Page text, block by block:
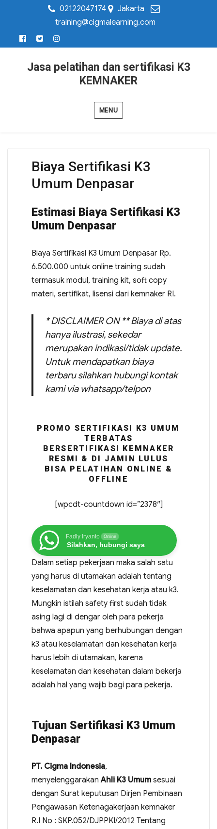
02122047174
Jakarta
training@cigmalearning.com
Jasa pelatihan dan sertifikasi K3
KEMNAKER
MENU
Biaya Sertifikasi K3
Umum Denpasar
Estimasi Biaya Sertifikasi K3
Umum Denpasar
Biaya Sertifikasi K3 Umum Denpasar Rp.
6.500.000 untuk online training sudah
termasuk modul, training kit, soft copy
materi, sertifikat, lisensi dari kemnaker RI.
* DISCLAIMER ON ** Biaya di atas
hanya ilustrasi, sekedar
merupakan indikasi/tidak update.
Untuk mendapatkan biaya
terbaru silahkan hubungi kontak
kami via whatsapp/telpon
PROMO SERTIFIKASI K3 UMUM
TERBATAS
BERSERTIFIKASI KEMNAKER
RESMI & DI JAMIN LULUS
BISA PELATIHAN ONLINE &
OFFLINE
[wpcdt-countdown id=”2378″]
Fadly Iryanto Online
Silahkan, hubungi saya
Dalam setiap pekerjaan maka salah satu
yang harus di utamakan adalah tentang
keselamatan dan kesehatan kerja atau k3.
Mungkin istilah safety first sudah tidak
asing lagi di dengar oleh para pekerja
bahwa apapun yang berhubungan dengan
k3 atau keselamatan dan kesehatan kerja
harus lebih di utamakan, karena
keselamatan dan kesehatan dalam bekerja
adalah hal yang wajib bagi para pekerja.
Tujuan Sertifikasi K3 Umum
Denpasar
PT. Cigma Indonesia,
menyelenggarakanAhli K3 Umumsesuai
dengan Surat keputusan Dirjen Pembinaan
Pengawasan Ketenagakerjaan kemnaker
R.I No : SKP.052/DJPPKI/2012 Tentang